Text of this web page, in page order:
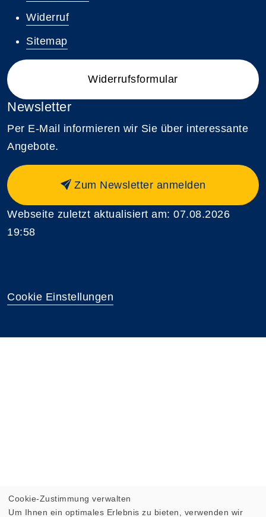
Widerruf
Sitemap
Widerrufsformular
Newsletter
Per E-Mail informieren wir Sie über interessante
Angebote.
Zum Newsletter anmelden
Webseite zuletzt aktualisiert am: 07.08.2026
19:58
Cookie Einstellungen
Cookie-Zustimmung verwalten
Um Ihnen ein optimales Erlebnis zu bieten, verwenden wir